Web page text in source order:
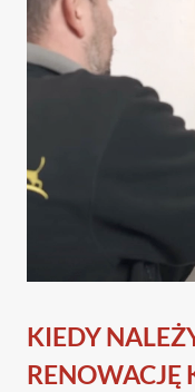
KIEDY
RENOWACJĘ